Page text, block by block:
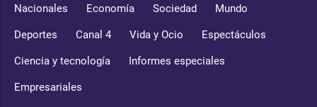
Nacionales Economía Sociedad Mundo
Deportes Canal 4 Vida y Ocio Espectáculos
Ciencia y tecnología Informes especiales
Empresariales